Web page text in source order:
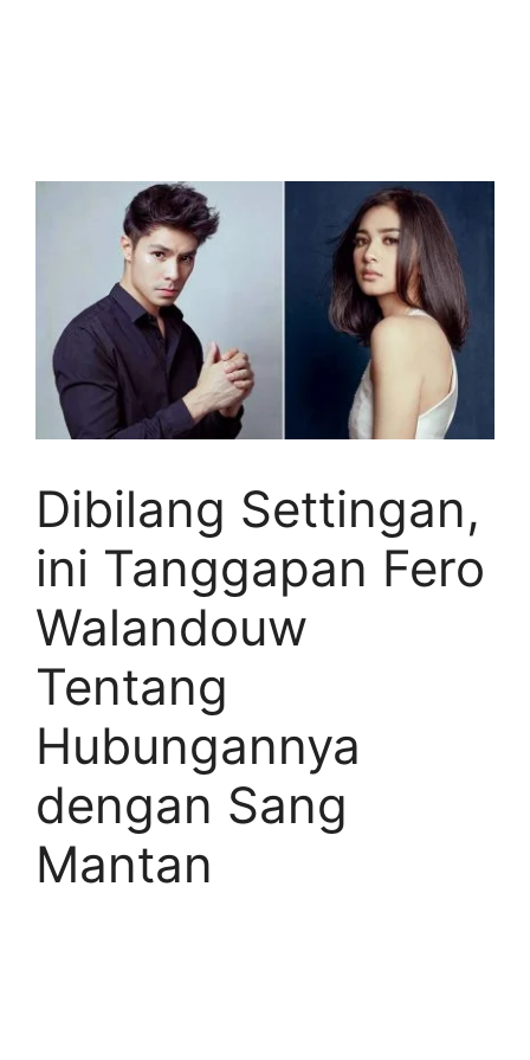
Dibilang Settingan,
ini Tanggapan Fero
Walandouw
Tentang
Hubungannya
dengan Sang
Mantan